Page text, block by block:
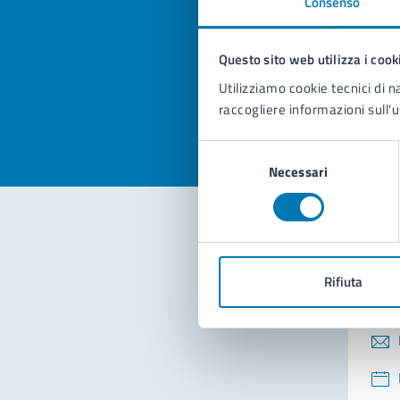
Questo sito web utilizza i
Utilizziamo cookie tecnici di
raccogliere informazioni
consenso
Necessari
Rifiuta